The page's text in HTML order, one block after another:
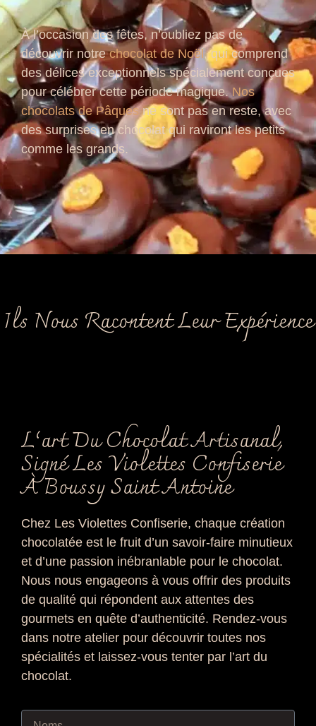
À l’occasion des fêtes, n’oubliez pas de
découvrir notrechocolat de Noël , qui comprend
des délices exceptionnels spécialement conçues
pour célébrer cette période magique.Nos
chocolats de Pâquesne sont pas en reste, avec
des surprises en chocolat qui raviront les petits
comme les grands.
Ils Nous Racontent Leur Expérience
L’art Du Chocolat Artisanal,
Signé Les Violettes Confiserie
À Boussy Saint Antoine
Chez Les Violettes Confiserie, chaque création
chocolatée est le fruit d’un savoir-faire minutieux
et d’une passion inébranlable pour le chocolat.
Nous nous engageons à vous offrir des produits
de qualité qui répondent aux attentes des
gourmets en quête d’authenticité. Rendez-vous
dans notre atelier pour découvrir toutes nos
spécialités et laissez-vous tenter par l’art du
chocolat.